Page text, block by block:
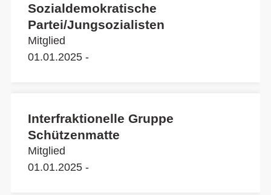
Sozialdemokratische
Partei/Jungsozialisten
Mitglied
01.01.2025 -
Interfraktionelle Gruppe
Schützenmatte
Mitglied
01.01.2025 -